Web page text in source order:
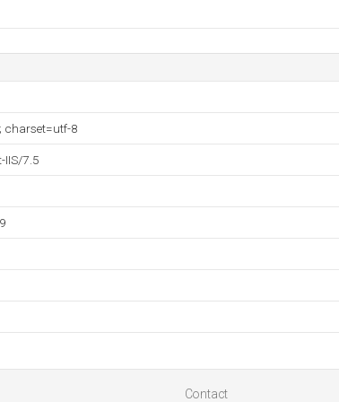
charset=utf-8
IIS/7.5
Contact